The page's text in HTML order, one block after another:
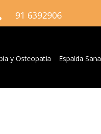
91 6392906
y Osteopatía Espalda Sana